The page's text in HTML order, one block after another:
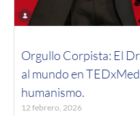
Orgullo Corpista: El
al mundo en
humanismo.
12 febrero, 2026